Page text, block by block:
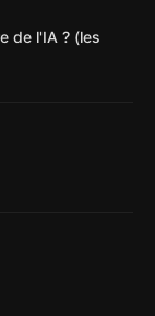
de l'IA ? (les